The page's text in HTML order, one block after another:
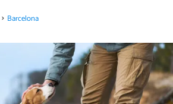
Barcelona